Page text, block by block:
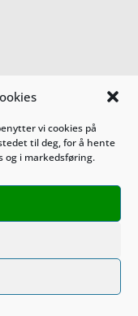
vi cookies på
til deg, for å hente
i markedsføring.